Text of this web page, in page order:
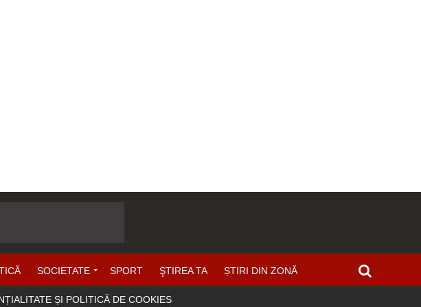
SOCIETATE SPORT ŞTIREA TA ȘTIRI DIN ZONĂ
ȘI POLITICĂ DE COOKIES